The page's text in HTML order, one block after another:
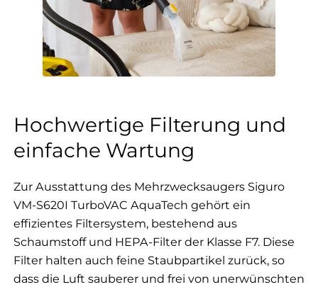
Hochwertige Filterung und
einfache Wartung
Zur Ausstattung des Mehrzwecksaugers Siguro
VM-S620I TurboVAC AquaTech gehört ein
effizientes Filtersystem, bestehend aus
Schaumstoff und HEPA-Filter der Klasse F7. Diese
Filter halten auch feine Staubpartikel zurück, so
dass die Luft sauberer und frei von unerwünschten